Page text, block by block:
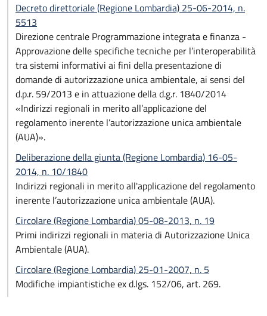
Decreto direttoriale (Regione Lombardia) 25-06-2014, n.
5513
Direzione centrale Programmazione integrata e finanza -
Approvazione delle specifiche tecniche per l’interoperabilità
tra sistemi informativi ai fini della presentazione di
domande di autorizzazione unica ambientale, ai sensi del
d.p.r. 59/2013 e in attuazione della d.g.r. 1840/2014
«Indirizzi regionali in merito all’applicazione del
regolamento inerente l’autorizzazione unica ambientale
(AUA)».
Deliberazione della giunta (Regione Lombardia) 16-05-
2014, n. 10/1840
Indirizzi regionali in merito all'applicazione del regolamento
inerente l’autorizzazione unica ambientale (AUA).
Circolare (Regione Lombardia) 05-08-2013, n. 19
Primi indirizzi regionali in materia di Autorizzazione Unica
Ambientale (AUA).
Circolare (Regione Lombardia) 25-01-2007, n. 5
Modifiche impiantistiche ex d.lgs. 152/06, art. 269.